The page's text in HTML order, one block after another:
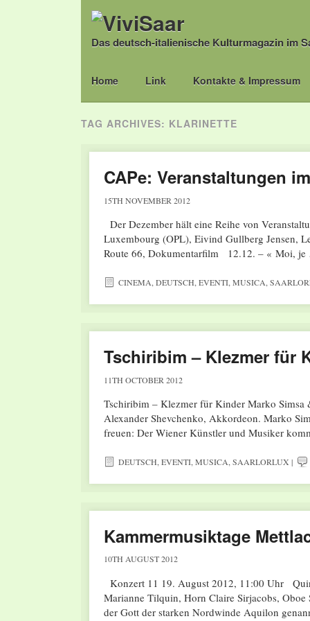
Das deutsch-italienische Kulturmagazin im
Main menu
Skip
Home Link Kontakte & Impressum
TAG ARCHIVES: KLARINETTE
CAPe: Veranstaltungen
15TH NOVEMBER 2012
Der Dezember hält eine Reihe von
Luxembourg (OPL), Eivind Gullberg Jensen,
Route 66, Dokumentarfilm 12.12. – « Moi,
CINEMA,DEUTSCH,EVENTI,MUSICA,
Tschiribim – Klezmer für
11TH OCTOBER 2012
Tschiribim – Klezmer für Kinder Marko
Alexander Shevchenko, Akkordeon. Marko
freuen: Der Wiener Künstler und Musiker
DEUTSCH EVENTI, MUSICA SAARLORLUX |
Kammermusiktage
10TH AUGUST 2012
Konzert 11 19. August 2012, 11:00 Uhr
Marianne Tilquin, Horn Claire Sirjacobs,
der Gott der starken Nordwinde Aquilon